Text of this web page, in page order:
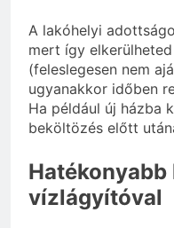
A lakóhelyi
mert így
(feleslegesen nem
ugyanakkor időben
Ha például új házba
beköltözés előtt
vízlágyítóval